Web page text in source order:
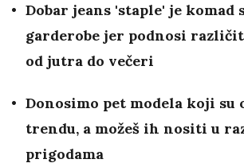
Dobar jeans 'staple' je komad
garderobe jer podnosi
od jutra do večeri
Donosimo pet modela koji su
trendu, a možeš ih nositi u
prigodama